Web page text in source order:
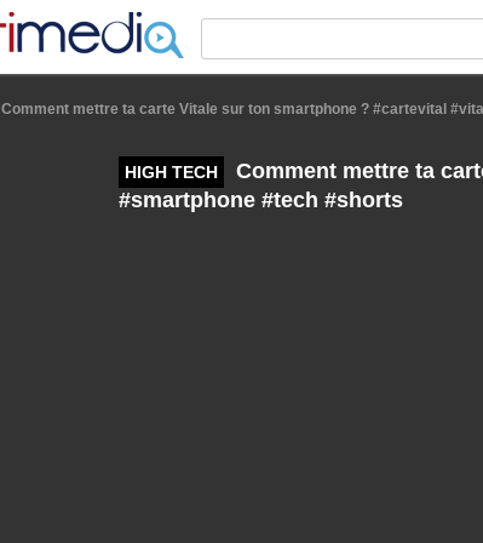
Comment mettre ta carte Vitale sur ton smartphone ? #cartevital
HIGH TECH
Comment mettre ta
#smartphone #tech #shorts